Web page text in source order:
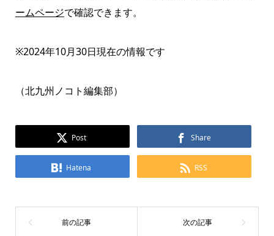
ームページで確認できます。
※2024年10月30日現在の情報です
（北九州ノコト編集部）
Post Share
Hatena RSS